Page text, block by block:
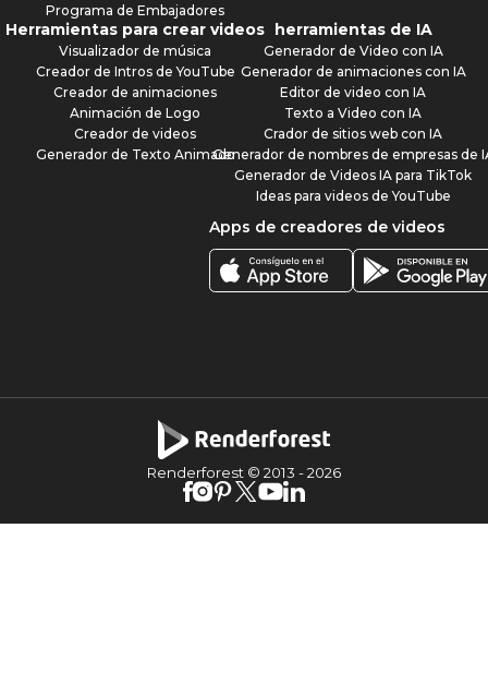
Programa de Embajadores
Herramientas para crear videos
Visualizador de música
Creador de Intros de YouTube
Creador de animaciones
Animación de Logo
Creador de videos
Generador de Texto Animado
herramientas de IA
Generador de Video con IA
Generador de animaciones con IA
Editor de video con IA
Texto a Video con IA
Crador de sitios web con IA
Generador de nombres de empresas de
Generador de Videos IA para TikTok
Ideas para videos de YouTube
Apps de creadores de videos
Renderforest © 2013 -2026